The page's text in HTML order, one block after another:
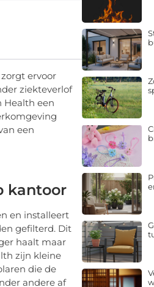
ervoor
ziekteverlof
Health een
een
kantoor
en installeert
gefilterd. Dit
haalt maar
zijn kleine
die de
andere af